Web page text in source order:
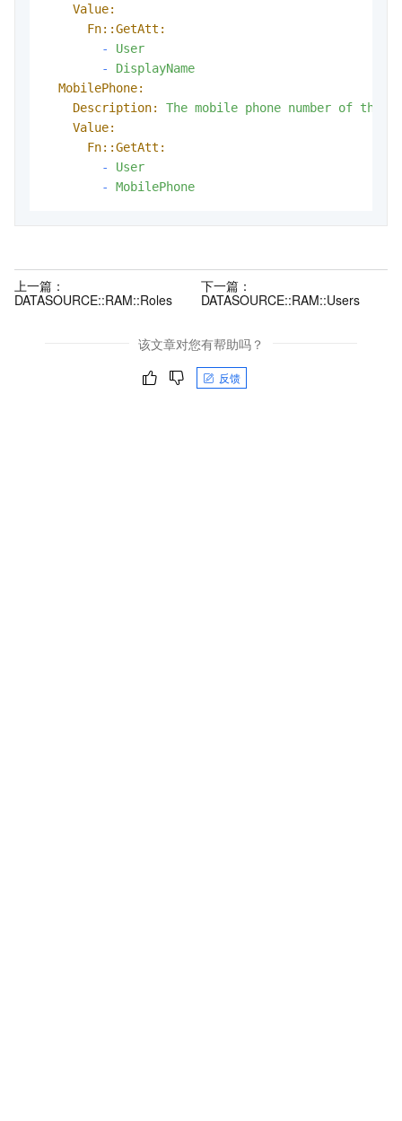
Value:
Fn::GetAtt:
-
User
-
DisplayName
MobilePhone:
Description:
The mobile phone number of the
Value:
Fn::GetAtt:
-
User
-
MobilePhone
上一篇：
DATASOURCE::RAM::Roles
下一篇：
DATASOURCE::RAM::Users
该文章对您有帮助吗？
反馈